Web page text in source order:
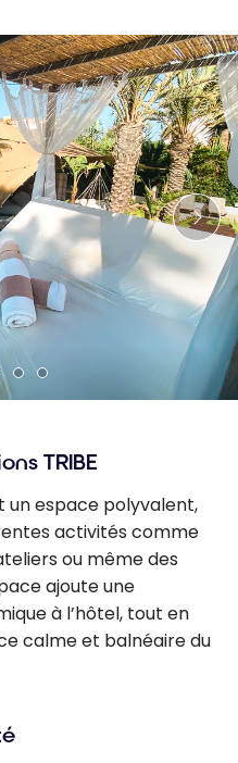
TRIBE
un espace polyvalent,
activités comme
ou même des
ajoute une
à l’hôtel, tout en
calme et balnéaire du